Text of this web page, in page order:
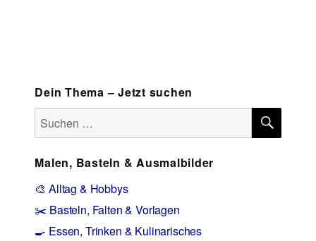
Dein Thema – Jetzt suchen
Suchen
nach:
Malen, Basteln & Ausmalbilder
🎨 Alltag & Hobbys
✂️ Basteln, Falten & Vorlagen
🍳 Essen, Trinken & Kulinarisches